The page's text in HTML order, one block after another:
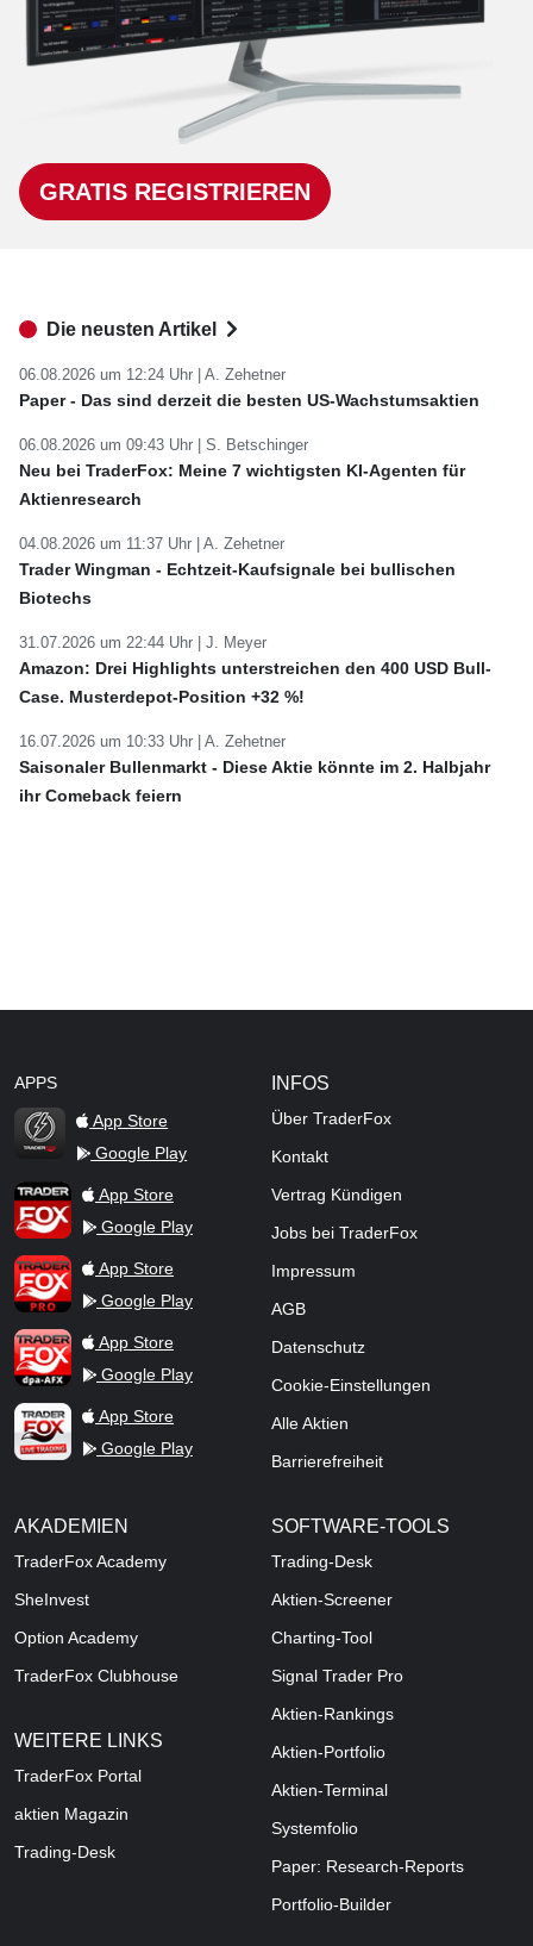
GRATIS REGISTRIEREN
Die neusten Artikel
06.08.2026 um 12:24 Uhr | A. Zehetner
Paper - Das sind derzeit die besten US-Wachstumsaktien
06.08.2026 um 09:43 Uhr | S. Betschinger
Neu bei TraderFox: Meine 7 wichtigsten KI-Agenten für
Aktienresearch
04.08.2026 um 11:37 Uhr | A. Zehetner
Trader Wingman - Echtzeit-Kaufsignale bei bullischen
Biotechs
31.07.2026 um 22:44 Uhr | J. Meyer
Amazon: Drei Highlights unterstreichen den 400 USD Bull-
Case. Musterdepot-Position +32 %!
16.07.2026 um 10:33 Uhr | A. Zehetner
Saisonaler Bullenmarkt - Diese Aktie könnte im 2. Halbjahr
ihr Comeback feiern
APPS
TraderFox Flash
App Store
Google Play
TraderFox AppApp Store
Google Play
TraderFox ProApp Store
Google Play
TraderFox dpa-AFX ProFeed
App Store
Google Play
TraderFox Live Trading
App Store
Google Play
INFOS
Über TraderFox
Kontakt
Vertrag Kündigen
Jobs bei TraderFox
Impressum
AGB
Datenschutz
Cookie-Einstellungen
Alle Aktien
Barrierefreiheit
AKADEMIEN
TraderFox Academy
SheInvest
Option Academy
TraderFox Clubhouse
WEITERE LINKS
TraderFox Portal
aktien Magazin
Trading-Desk
SOFTWARE-TOOLS
Trading-Desk
Aktien-Screener
Charting-Tool
Signal Trader Pro
Aktien-Rankings
Aktien-Portfolio
Aktien-Terminal
Systemfolio
Paper: Research-Reports
Portfolio-Builder